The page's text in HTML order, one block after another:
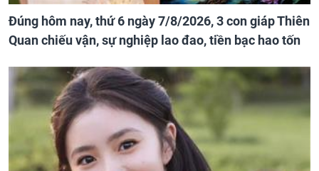
Đúng hôm nay, thứ 6 ngày 7/8/2026, 3 con giáp Thiên
Quan chiếu vận, sự nghiệp lao đao, tiền bạc hao tốn